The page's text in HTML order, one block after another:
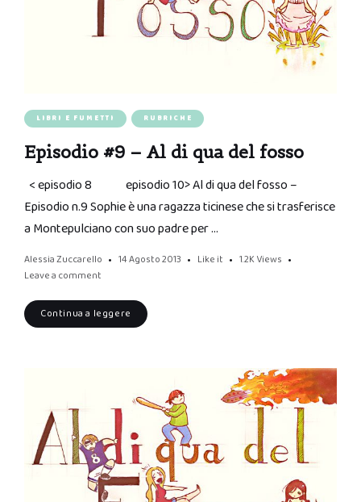
LIBRI E FUMETTI RUBRICHE
Episodio #9 – Al di qua del fosso
< episodio 8 episodio 10> Al di qua del fosso –
Episodio n.9 Sophie è una ragazza ticinese che si trasferisce
a Montepulciano con suo padre per …
Alessia Zuccarello 14 Agosto 2013 Like it 1.2K Views
Leave a comment
Continua a leggere